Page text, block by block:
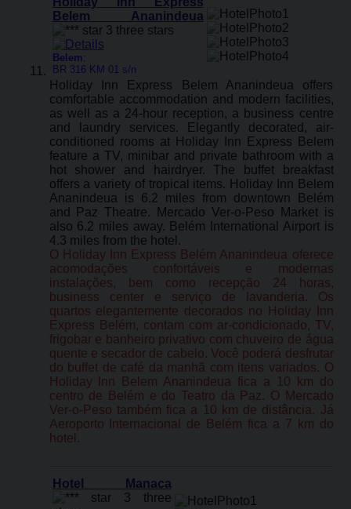
Belem Ananindeua
Belem:
BR 316 KM 01 s/n
Holiday Inn Express Belem Ananindeua offers
comfortable accommodation and modern facilities,
as well as a 24-hour reception, a business centre
and laundry services. Elegantly decorated, air-
conditioned rooms at Holiday Inn Express Belem
feature a TV, minibar and private bathroom with a
hot shower and hairdryer. The buffet breakfast
offers a variety of tropical items. Holiday Inn Belem
Ananindeua is 6.2 miles from downtown Belém
and Paz Theatre. Mercado Ver-o-Peso Market is
also 6.2 miles away. Belém International Airport is
4.3 miles from the hotel.
O Holiday Inn Express Belém Ananindeua oferece
acomodações confortáveis ​​e modernas
instalações, bem como recepção 24 horas,
business center e serviço de lavanderia. Os
quartos elegantemente decorados no Holiday Inn
Express Belém, contam com ar-condicionado, TV,
frigobar e banheiro privativo com chuveiro de água
quente e secador de cabelo. Você poderá desfrutar
do buffet de café da manhã com itens variados. O
Holiday Inn Belem Ananindeua fica a 10 km do
centro de Belém e do Teatro da Paz. O Mercado
Ver-o-Peso também fica a 10 km de distância. Já
Aeroporto Internacional de Belém fica a 7 km do
hotel.
Hotel Manaca